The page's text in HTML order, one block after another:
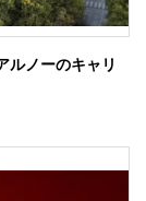
ルノーのキャリ